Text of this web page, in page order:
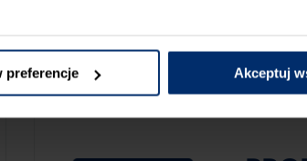
preferencje Akceptuj